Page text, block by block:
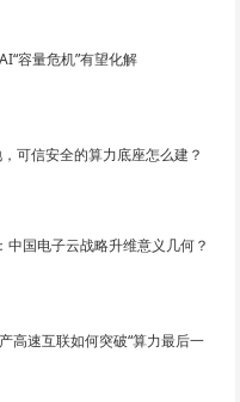
容量危机”有望化解
可信安全的算力底座怎么建？
中国电子云战略升维意义几何？
高速互联如何突破“算力最后一